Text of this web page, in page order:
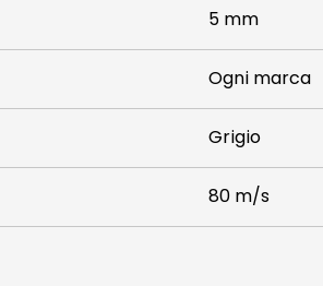
5 mm
Ogni marca
Grigio
80 m/s